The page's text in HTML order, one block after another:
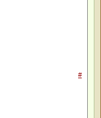
#